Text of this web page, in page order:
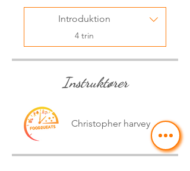
Introduktion
4 trin
Instruktører
Christopher harvey